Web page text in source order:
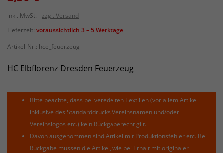
inkl. MwSt.
zzgl. Versand
Lieferzeit: voraussichtlich 3 – 5 Werktage
Artikel-Nr.: hce_feuerzeug
HC Elbflorenz Dresden Feuerzeug
Bitte beachte, dass bei veredelten Textilien (vor allem Artikel
inklusive des Standarddrucks Vereinsnamen und/oder
Vereinslogos etc.) kein Rückgaberecht gilt.
Davon ausgenommen sind Artikel mit Produktionsfehler etc. Bei
Rückgabe müssen die Artikel, wie bei Erhalt mit originaler